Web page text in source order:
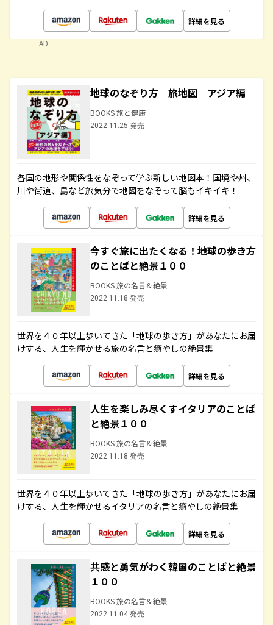
詳細を見る
AD
地球のなぞり方 旅地図 アジア編
BOOKS 旅と健康
2022.11.25 発売
各国の地形や関係性をなぞって学ぶ新しい地図本！国境や州、
川や街道、島など旅気分で地図をなぞって脳もイキイキ！
詳細を見る
今すぐ旅に出たくなる！地球の歩き方
のことばと絶景１００
BOOKS 旅の名言＆絶景
2022.11.18 発売
世界を４０年以上歩いてきた「地球の歩き方」があなたにお届
けする、人生を輝かせる旅の名言と癒やしの絶景集
詳細を見る
人生を楽しみ尽くすイタリアのことば
と絶景１００
BOOKS 旅の名言＆絶景
2022.11.18 発売
世界を４０年以上歩いてきた「地球の歩き方」があなたにお届
けする、人生を輝かせるイタリアの名言と癒やしの絶景集
詳細を見る
共感と勇気がわく韓国のことばと絶景
１００
BOOKS 旅の名言＆絶景
2022.11.04 発売